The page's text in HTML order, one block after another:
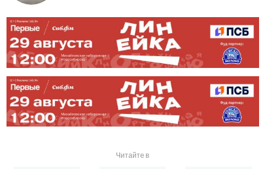
Читайте в